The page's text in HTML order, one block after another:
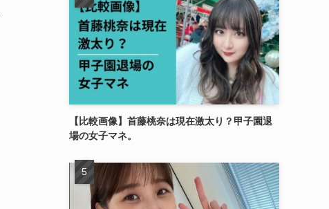
【比較画像】首藤桃奈は現在激太り？甲子園退
場の女子マネ。